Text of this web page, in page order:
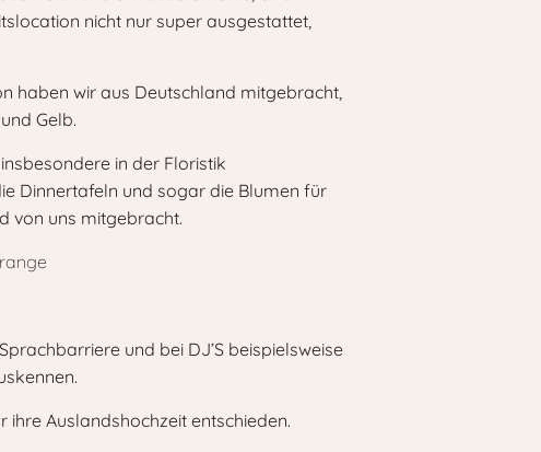
nicht nur super ausgestattet,
haben wir aus Deutschland mitgebracht,
Gelb.
in der Floristik
Dinnertafeln und sogar die Blumen für
von uns mitgebracht.
und bei DJ’S beispielsweise
Auslandshochzeit entschieden.